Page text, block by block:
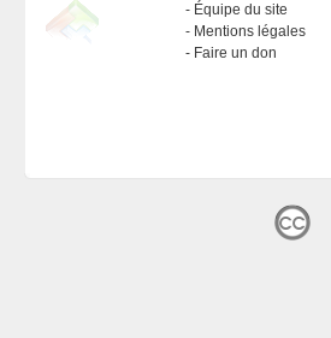
Équipe du site
Mentions légales
Faire un don